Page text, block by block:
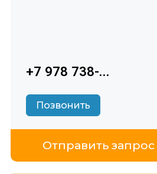
+7 978 738-...
Позвонить
Отправить